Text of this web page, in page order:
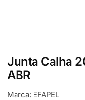
Junta Calha
ABR
Marca: EFAPEL